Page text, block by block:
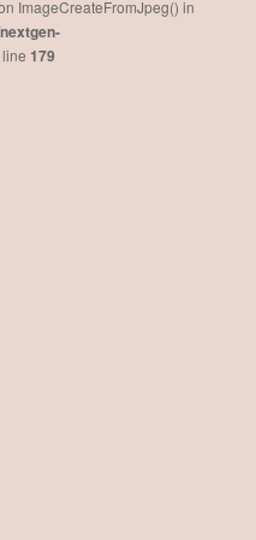
ImageCreateFromJpeg() in
line179